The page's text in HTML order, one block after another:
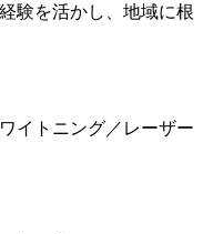
験を活かし、地域に根
イトニング／レーザー